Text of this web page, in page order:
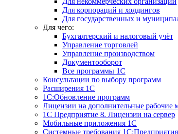
Для корпораций и холдингов
Для государственных и
Для чего:
Бухгалтерский и налоговый учёт
Управление торговлей
Управление производством
Документооборот
Все программы 1С
Консультации по выбору программ
Расширения 1С
1С:Обновление программ
Лицензии на дополнительные
1С Предприятие 8. Лицензии на сервер
Мобильные приложения 1С
Системные требования